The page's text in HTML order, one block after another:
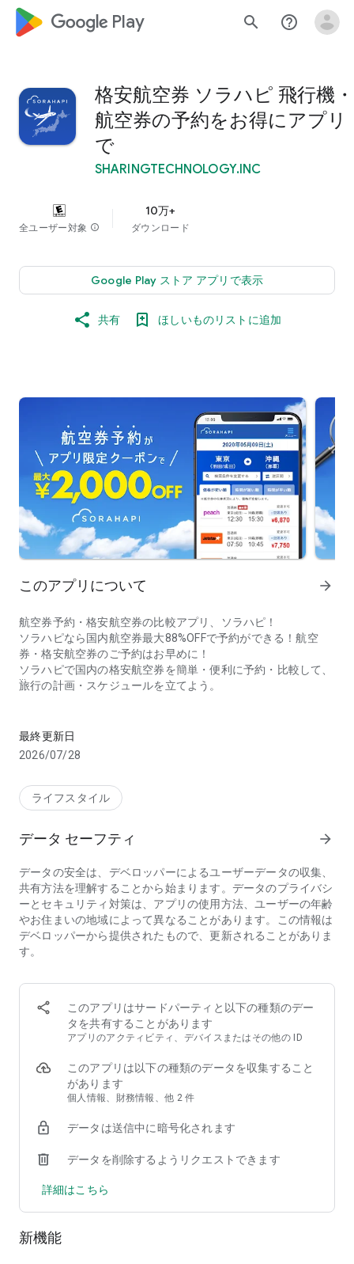
google_logo Play search help_outline
格安航空券 ソラハピ 飛行機・
航空券の予約をお得にアプリ
で
SHARINGTECHNOLOGY.INC
全ユーザー対象 info
10万+
ダウンロード
Google Play ストア アプリで表示
共有 ほしいものリストに追加
このアプリについて arrow_forward
航空券予約・格安航空券の比較アプリ、ソラハピ！
ソラハピなら国内航空券最大88%OFFで予約ができる！航空
券・格安航空券のご予約はお早めに！
ソラハピで国内の格安航空券を簡単・便利に予約・比較して、
旅行の計画・スケジュールを立てよう。
ソラハピは国内の格安航空券・飛行機チケットを簡単・便利に
比較・予約ができるアプリです。
◆クーポンの使い方
け！
クーポンを見逃すな！
◆航空券予約・格安航空券の比較アプリ-ソラハピはこんな方
におすすめ
・格安航空券予約アプリを探している
・格安航空券を比較して予約したい
・国内航空券を格安で予約したい
・旅行・出張で使用する航空券を探している。
・どの航空券予約アプリを使ったら良いかわからない
・国内旅行を計画している
・どこでも・いつでも、旅行に必要な航空券の予約をしたい
・飛行機に不慣れなだが航空券はできるだけ安く抑えたい
①出発日・出発地・目的地を選択し航空券を検索してくださ
②ご搭乗されたい便を選択してください。
④予約内容をご確認いただき、ご予約手続きを行ってくださ
い。
◆ご予約後からご搭乗までの流れ
最終更新日
2026/07/28
ライフスタイル
データ セーフティ arrow_forward
データの安全は、デベロッパーによるユーザーデータの収集、
共有方法を理解することから始まります。データのプライバシ
ーとセキュリティ対策は、アプリの使用方法、ユーザーの年齢
やお住まいの地域によって異なることがあります。この情報は
デベロッパーから提供されたもので、更新されることがありま
す。
このアプリはサードパーティと以下の種類のデー
タを共有することがあります
アプリのアクティビティ、デバイスまたはその他の ID
このアプリは以下の種類のデータを収集すること
があります
個人情報、財務情報、他 2 件
データは送信中に暗号化されます
データを削除するようリクエストできます
詳細はこちら
新機能